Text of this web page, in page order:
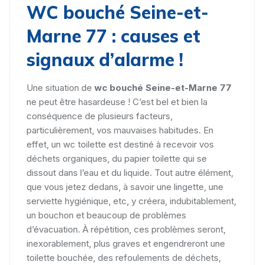
WC bouché Seine-et-
Marne 77 : causes et
signaux d’alarme !
Une situation de wc bouché Seine-et-Marne 77
ne peut être hasardeuse ! C’est bel et bien la
conséquence de plusieurs facteurs,
particulièrement, vos mauvaises habitudes. En
effet, un wc toilette est destiné à recevoir vos
déchets organiques, du papier toilette qui se
dissout dans l’eau et du liquide. Tout autre élément,
que vous jetez dedans, à savoir une lingette, une
serviette hygiénique, etc, y créera, indubitablement,
un bouchon et beaucoup de problèmes
d’évacuation. À répétition, ces problèmes seront,
inexorablement, plus graves et engendreront une
toilette bouchée, des refoulements de déchets,